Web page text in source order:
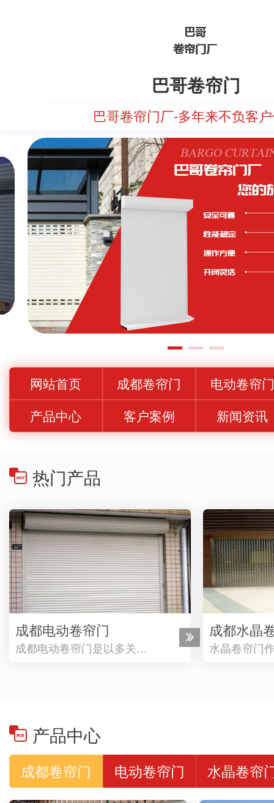
巴哥卷帘门
巴哥卷帘门厂-多年来不负客
网站首页 成都卷帘门
电动卷帘门
产品中心
客户案例 新闻资讯
热门产品
成都电动卷帘门
成都电动卷帘门是以多关…
成都水晶
水晶卷帘门
产品中心
成都卷帘门 电动卷帘门 水晶卷帘